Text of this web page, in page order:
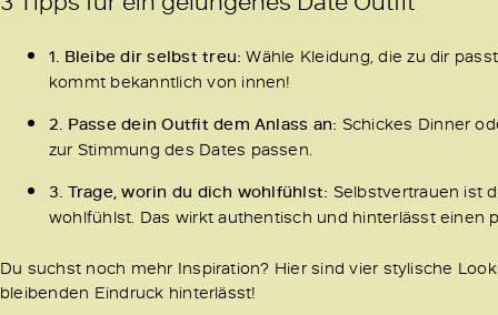
1. Bleibe dir selbst treu:Wähle Kleidung, die zu dir
kommt bekanntlich von innen!
2. Passe dein Outfit dem Anlass an: Schickes Dinner
zur Stimmung des Dates passen.
3. Trage, worin du dich wohlfühlst: Selbstvertrauen ist
wohlfühlst. Das wirkt authentisch und hinterlässt einen
Du suchst noch mehr Inspiration? Hier sind vier stylische
bleibenden Eindruck hinterlässt!